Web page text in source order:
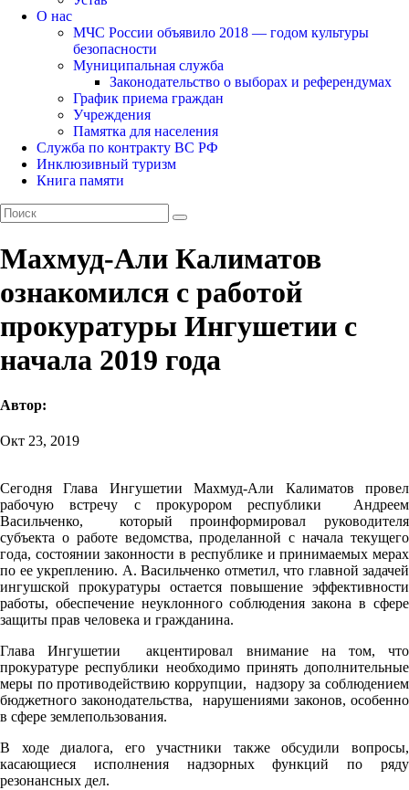
О нас
МЧС России объявило 2018 — годом культуры
безопасности
Муниципальная служба
Законодательство о выборах и референдумах
График приема граждан
Учреждения
Памятка для населения
Служба по контракту ВС РФ
Инклюзивный туризм
Книга памяти
Махмуд-Али Калиматов
ознакомился с работой
прокуратуры Ингушетии с
начала 2019 года
Автор:
Окт 23, 2019
Сегодня Глава Ингушетии Махмуд-Али Калиматов провел
рабочую встречу с прокурором республики Андреем
Васильченко, который проинформировал руководителя
субъекта о работе ведомства, проделанной с начала текущего
года, состоянии законности в республике и принимаемых мерах
по ее укреплению. А. Васильченко отметил, что главной задачей
ингушской прокуратуры остается повышение эффективности
работы, обеспечение неуклонного соблюдения закона в сфере
защиты прав человека и гражданина.
Глава Ингушетии акцентировал внимание на том, что
прокуратуре республики необходимо принять дополнительные
меры по противодействию коррупции, надзору за соблюдением
бюджетного законодательства, нарушениями законов, особенно
в сфере землепользования.
В ходе диалога, его участники также обсудили вопросы,
касающиеся исполнения надзорных функций по ряду
резонансных дел.